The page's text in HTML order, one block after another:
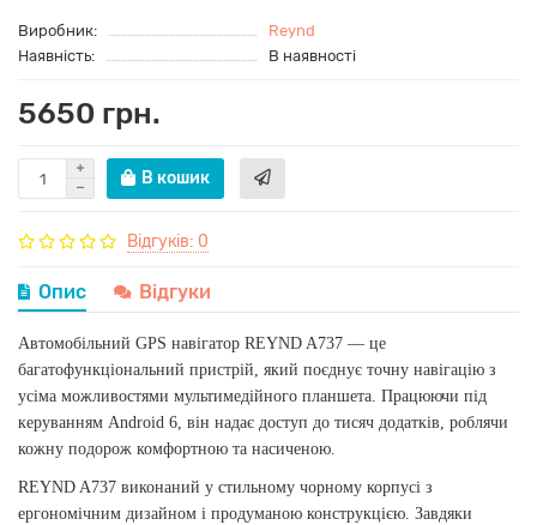
Виробник:
Reynd
Наявність:
В наявності
5650 грн.
В кошик
Відгуків: 0
Опис Відгуки
Автомобільний GPS навігатор REYND A737 — це
багатофункціональний пристрій, який поєднує точну навігацію з
усіма можливостями мультимедійного планшета. Працюючи під
керуванням Android 6, він надає доступ до тисяч додатків, роблячи
кожну подорож комфортною та насиченою.
REYND A737 виконаний у стильному чорному корпусі з
ергономічним дизайном і продуманою конструкцією. Завдяки